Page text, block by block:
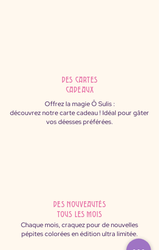
des cartes
cadeaux
Offrez la magie Ô Sulis :
découvrez notre carte cadeau ! Idéal pour gâter
vos déesses préférées.
des nouveautés
tous les mois
Chaque mois, craquez pour de nouvelles
pépites colorées en édition ultra limitée.